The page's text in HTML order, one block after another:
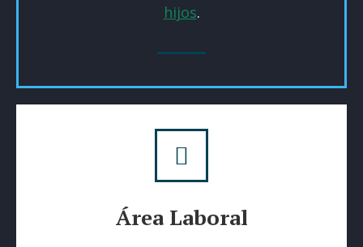
hijos.
Área Laboral